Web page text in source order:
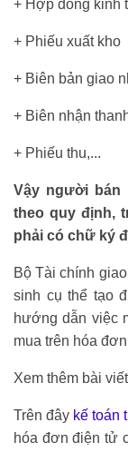
+ Hợp đồng kinh
+ Phiếu xuất kho
+ Biên bản giao
+ Biên nhận
+ Phiếu thu,...
Vậy người bán
theo quy định,
phải có chữ ký
Bộ Tài chính
sinh cụ thể tạo
hướng dẫn việc
mua trên hóa
Xem thêm bài
Trên đây kế toán
hóa đơn điện tử